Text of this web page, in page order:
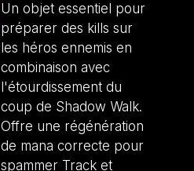
Un objet essentiel pour
préparer des kills sur
les héros ennemis en
combinaison avec
l'étourdissement du
coup de Shadow Walk.
Offre une régénération
de mana correcte pour
spammer Track et